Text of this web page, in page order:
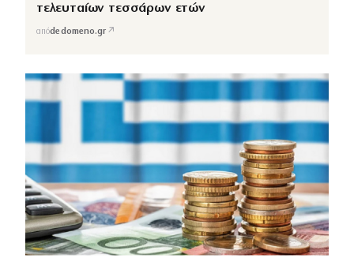
τελευταίων τεσσάρων ετών
απόdedomeno.gr ↗